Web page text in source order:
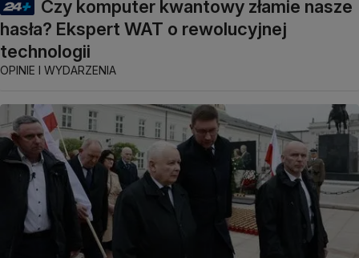
Czy komputer kwantowy złamie nasze
hasła? Ekspert WAT o rewolucyjnej
technologii
OPINIE I WYDARZENIA